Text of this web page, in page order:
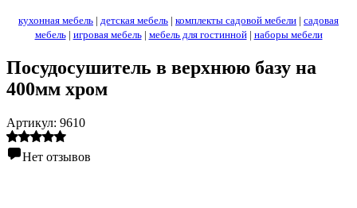
кухонная мебель | детская мебель | комплекты садовой мебели | садовая
мебель| игровая мебель| мебель для гостинной| наборы мебели
Посудосушитель в верхнюю базу на
400мм хром
Артикул: 9610
Нет отзывов